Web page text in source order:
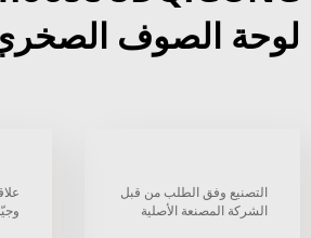
لوحة الصوف
التصنيع وفق الطلب من قبل
الشركة المصنعة الأصلية